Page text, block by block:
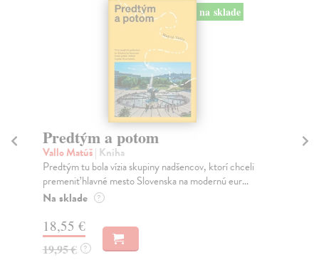
na sklade
Predtým a potom
Vallo Matúš| Kniha
Predtým tu bola vízia skupiny nadšencov, ktorí chceli
premeniť hlavné mesto Slovenska na modernú eur...
Na sklade ?
18,55 €
19,95 € ?